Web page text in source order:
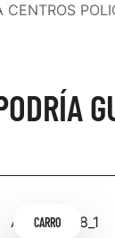
CENTROS
CARRO